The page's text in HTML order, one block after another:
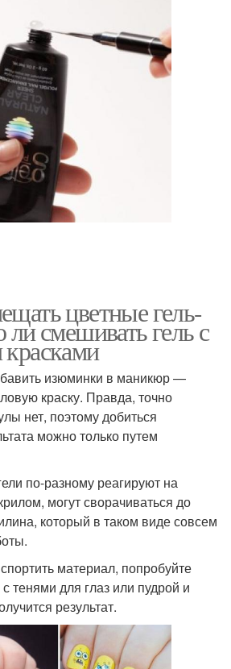
цветные гель-
смешивать гель с
изюминки в маникюр —
краску. Правда, точно
нет, поэтому добиться
можно только путем
по-разному реагируют на
могут сворачиваться до
который в таком виде совсем
материал, попробуйте
тенями для глаз или пудрой и
результат.